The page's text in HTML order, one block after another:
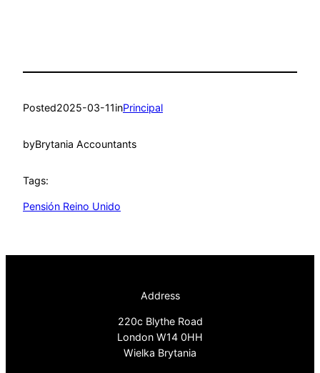
Posted2025-03-11inPrincipal
byBrytania Accountants
Tags:
Pensión Reino Unido
Address
220c Blythe Road
London W14 0HH
Wielka Brytania